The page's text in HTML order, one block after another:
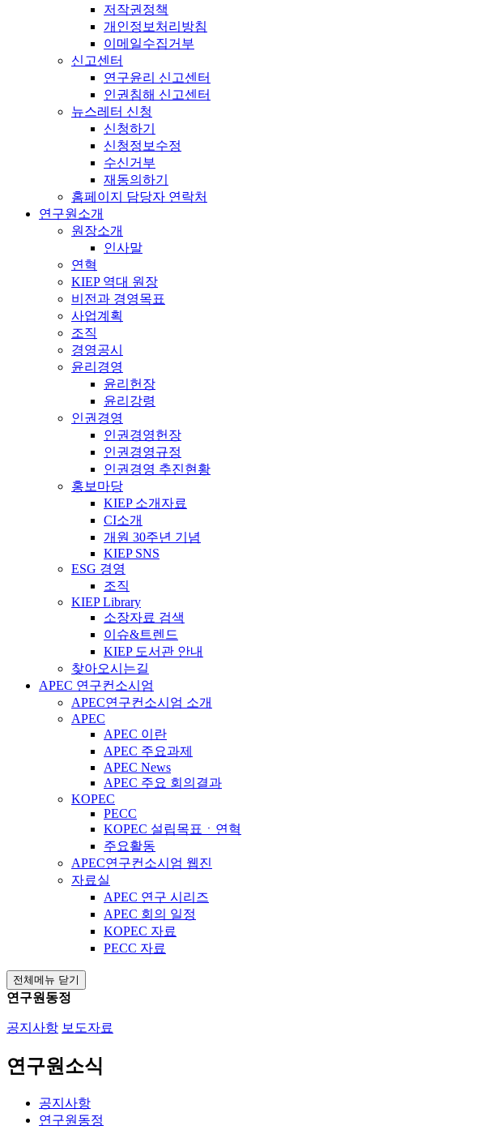
저작권정책
개인정보처리방침
이메일수집거부
신고센터
연구윤리 신고센터
인권침해 신고센터
뉴스레터 신청
신청하기
신청정보수정
수신거부
재동의하기
홈페이지 담당자 연락처
연구원소개
원장소개
인사말
연혁
KIEP 역대 원장
비전과 경영목표
사업계획
조직
경영공시
윤리경영
윤리헌장
윤리강령
인권경영
인권경영헌장
인권경영규정
인권경영 추진현황
홍보마당
KIEP 소개자료
CI소개
개원 30주년 기념
KIEP SNS
ESG 경영
조직
KIEP Library
소장자료 검색
이슈&트렌드
KIEP 도서관 안내
찾아오시는길
APEC 연구컨소시엄
APEC연구컨소시엄 소개
APEC
APEC 이란
APEC 주요과제
APEC News
APEC 주요 회의결과
KOPEC
PECC
KOPEC 설립목표ㆍ연혁
주요활동
APEC연구컨소시엄 웹진
자료실
APEC 연구 시리즈
APEC 회의 일정
KOPEC 자료
PECC 자료
전체메뉴 닫기
연구원동정
공지사항 보도자료
연구원소식
공지사항
연구원동정